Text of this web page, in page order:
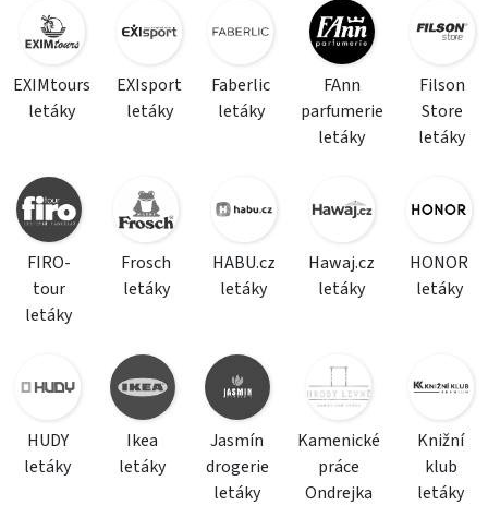
EXIMtours
letáky
EXIsport
letáky
Faberlic
letáky
FAnn
parfumerie
letáky
Filson
Store
letáky
FIRO-
tour
letáky
Frosch
letáky
HABU.cz
letáky
Hawaj.cz
letáky
HONOR
letáky
HUDY
letáky
Ikea
letáky
Jasmín
drogerie
letáky
Kamenické
práce
Ondrejka
Knižní
klub
letáky